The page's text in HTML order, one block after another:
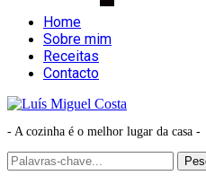
Home
Sobre mim
Receitas
Contacto
- A cozinha é o melhor lugar da casa -